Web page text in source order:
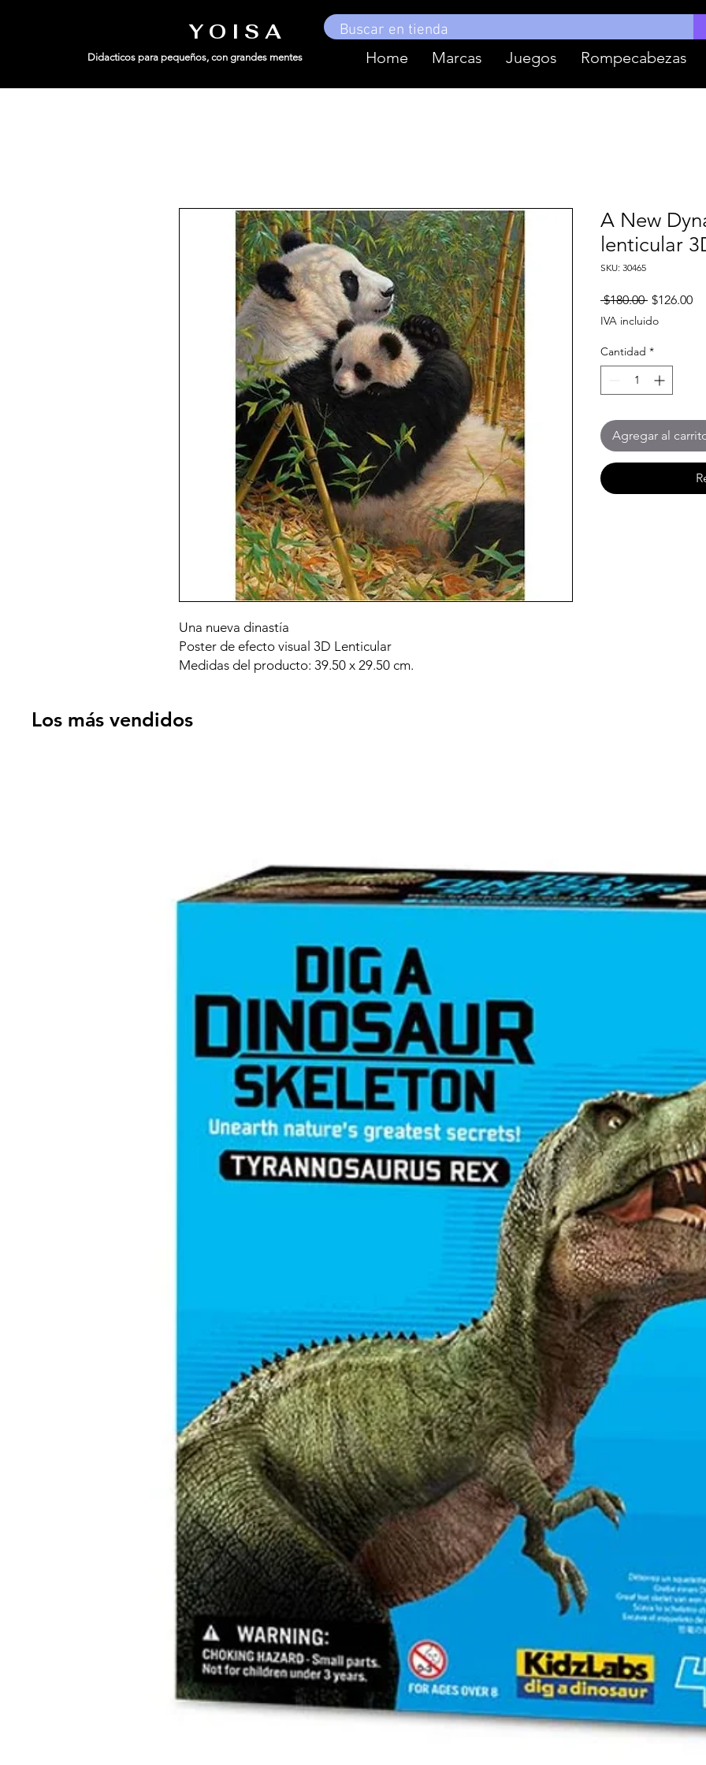
Y O I S A
Didacticos para pequeños, con grandes mentes Home Marcas Juegos Rompecabezas
Una nueva dinastía
Poster de efecto visual 3D Lenticular
Medidas del producto: 39.50 x 29.50 cm.
A New
lenticular
SKU: 30465
$180.00 Precio
$126.00
IVA incluido
Cantidad *
Agregar al
Los más vendidos